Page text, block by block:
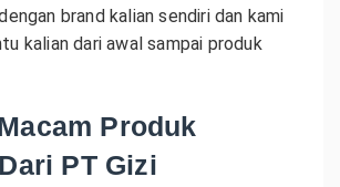
brand kalian sendiri dan kami
kalian dari awal sampai produk
Produk
PT Gizi